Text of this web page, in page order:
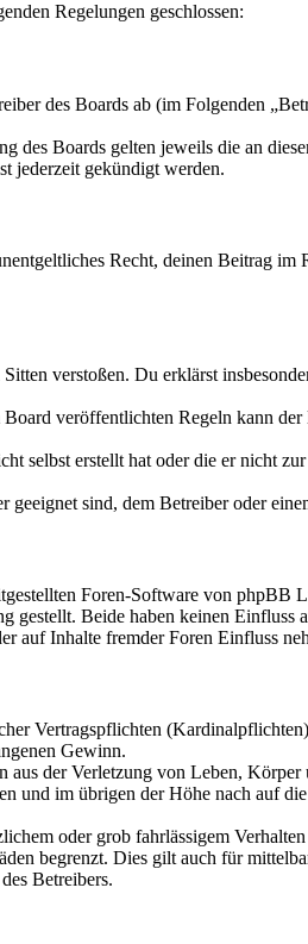
Regelungen geschlossen:
des Boards ab (im Folgenden
des Boards gelten jeweils die an
jederzeit gekündigt werden.
Recht, deinen Beitrag im
verstoßen. Du erklärst
veröffentlichten Regeln kann
selbst erstellt hat oder die er nicht
geeignet sind, dem Betreiber oder
Foren-Software von phpBB
gestellt. Beide haben keinen Einfluss
auf Inhalte fremder Foren Einfluss
Vertragspflichten
Gewinn.
der Verletzung von Leben,
und im übrigen der Höhe nach auf
oder grob fahrlässigem
begrenzt. Dies gilt auch für
Betreibers.